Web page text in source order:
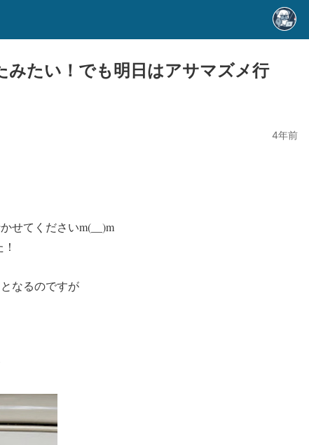
たい！でも明日はアサマズメ行
4年前
せてくださいm(__)m
なるのですが